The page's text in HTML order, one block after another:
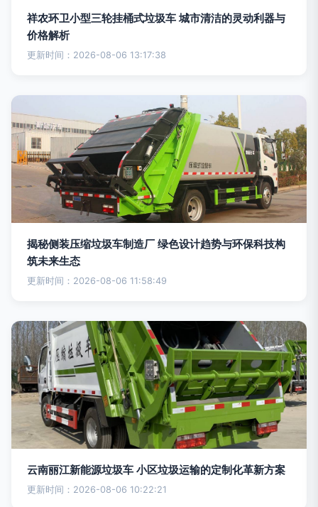
祥农环卫小型三轮挂桶式垃圾车 城市清洁的灵动利器与
价格解析
更新时间：2026-08-06 13:17:38
揭秘侧装压缩垃圾车制造厂 绿色设计趋势与环保科技构
筑未来生态
更新时间：2026-08-06 11:58:49
云南丽江新能源垃圾车 小区垃圾运输的定制化革新方案
更新时间：2026-08-06 10:22:21